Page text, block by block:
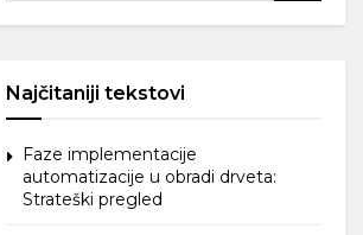
Najčitaniji tekstovi
Faze implementacije
automatizacije u obradi drveta:
Strateški pregled